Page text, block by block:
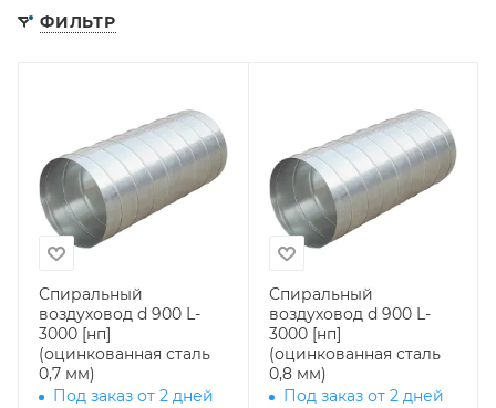
ФИЛЬТР
Спиральный
воздуховод d 900 L-
3000 [нп]
(оцинкованная сталь
0,7 мм)
Под заказ от 2 дней
Спиральный
воздуховод d 900 L-
3000 [нп]
(оцинкованная сталь
0,8 мм)
Под заказ от 2 дней